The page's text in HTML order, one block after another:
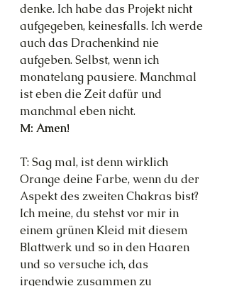
denke. Ich habe das Projekt nicht
aufgegeben, keinesfalls. Ich werde
auch das Drachenkind nie
aufgeben. Selbst, wenn ich
monatelang pausiere. Manchmal
ist eben die Zeit dafür und
manchmal eben nicht.
M: Amen!
T: Sag mal, ist denn wirklich
Orange deine Farbe, wenn du der
Aspekt des zweiten Chakras bist?
Ich meine, du stehst vor mir in
einem grünen Kleid mit diesem
Blattwerk und so in den Haaren
und so versuche ich, das
irgendwie zusammen zu